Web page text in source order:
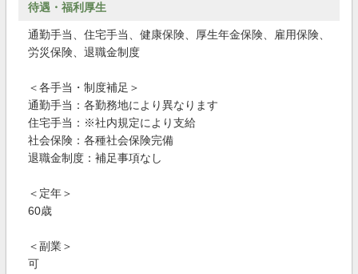
待遇・福利厚生
通勤手当、住宅手当、健康保険、厚生年金保険、雇用保険、
労災保険、退職金制度
＜各手当・制度補足＞
通勤手当：各勤務地により異なります
住宅手当：※社内規定により支給
社会保険：各種社会保険完備
退職金制度：補足事項なし
＜定年＞
60歳
＜副業＞
可